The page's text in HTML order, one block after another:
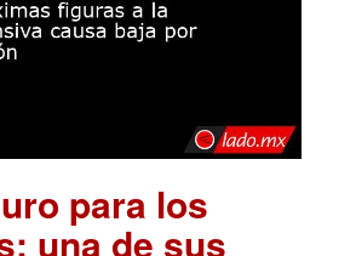
para los
una de sus